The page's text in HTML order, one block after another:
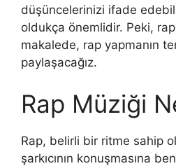
düşüncelerinizi ifade
oldukça önemlidir. Peki, rap
makalede, rap yapmanın
paylaşacağız.
Rap Müziği
Rap, belirli bir ritme sahip
şarkıcının konuşmasına